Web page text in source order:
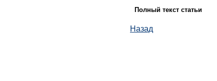
Полный текст статьи
Назад